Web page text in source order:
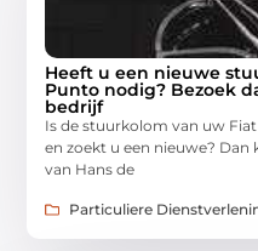
Heeft u een nieuwe
Punto nodig? Bezoek
bedrijf
Is de stuurkolom van uw
en zoekt u een nieuwe?
van Hans de
Particuliere